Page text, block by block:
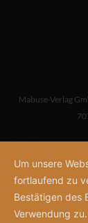
Mabuse-Verlag
Um unsere
fortlaufend zu
Bestätigen des
Verwendung